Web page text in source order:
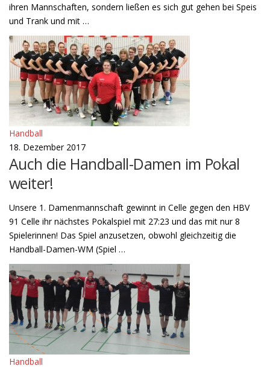
ihren Mannschaften, sondern ließen es sich gut gehen bei Speis
und Trank und mit …
Handball
18. Dezember 2017
Auch die Handball-Damen im Pokal
weiter!
Unsere 1. Damenmannschaft gewinnt in Celle gegen den HBV
91 Celle ihr nächstes Pokalspiel mit 27:23 und das mit nur 8
Spielerinnen! Das Spiel anzusetzen, obwohl gleichzeitig die
Handball-Damen-WM (Spiel …
Handball